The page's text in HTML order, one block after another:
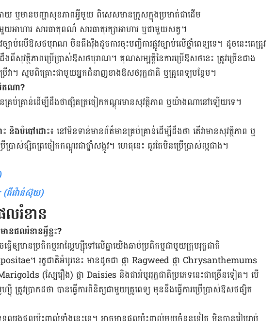
យ ឬ​មាន​បញ្ហា​សុខភាព​អ្វី​មួយ ពិសេស​មានក្រួសក្នុងប្រមាត់ជាដើម
មួយ​អាហារ សារធាតុ​ពណ៌ សារធាតុ​រក្សា​អាហារ ឬ​ជាមួយ​សត្វ។
ច្បាប់​លើ​ឱសថ​បុរាណ ​មិន​តឹងរ៉ឹង​ដូច​ការ​ចុះ​បញ្ជីការ​ផ្លូវ​ច្បាប់​លើ​ថ្នាំ​ពេទ្យ​ទេ។ ដូច​នេះ​គេ​ត្រូវ​
ដឹង​ពី​សុវត្ថិភាពប្រើ​ប្រាស់​ឱសថបុរាណ។ គុណ​សម្បត្តិ​នៃ​ការ​ប្រើ​ឱសថ​នេះ​ ​ត្រូវ​ច្រើន​ជាង​
ា។ សូម​ពិគ្រោះ​ជាមួយ​អ្នក​ជំនាញ​ខាង​ឱសថ​រុក្ខជាតិ ឬ​គ្រូពេទ្យ​បន្ថែម។
ត​ណា?
រប់គ្រាន់​ដើម្បី​ដឹង​ថា​ផ្សិត​ត្រចៀក​កណ្ដុរ​មាន​សុវត្ថិភាព ឬ​យ៉ាង​ណា​នៅ​ឡើយ​ទេ។
ះ និង​បំបៅ​ដោះ៖ នៅ​មិន​ទាន់​មាន​ព័ត៌មាន​គ្រប់គ្រាន់​ដើម្បី​ដឹង​ថា​ តើ​វា​មាន​សុវត្ថិភាព ឬ
រាស់​ផ្សិត​ត្រចៀក​កណ្ដុរ​ជា​ថ្នាំ​សង្កូវ។ ហេតុ​នេះ គួរ​តែ​មិន​ប្រើប្រាស់​ល្អ​ជាង។
ជីរវ៉ាន់ស៊ុយ)
រំខាន
ន​ផល​រំខាន​អ្វី​ខ្លះ?
ើ​ឲ្យ​មាន​ប្រតិកម្ម​អាល្លែហ្ស៊ី​ទៅ​លើ​គ្នា​យើង​ឆាប់​ប្រតិកម្ម​ជាមួយ​​ក្រុម​រុក្ខជាតិ
។ រុក្ខជាតិ​អំបូរ​នេះ មាន​ដូចជា ផ្កា Ragweed ផ្កា Chrysanthemums
(ស្បែ​រឿង) ផ្កា Daisies និង​ជា​អំបូរ​រុក្ខ​ជាតិ​ប្រភេទ​នេះ​ជា​ច្រើន​ទៀត។ បើ​
ហ្ស៊ី ត្រូវ​ប្រាកដ​ថា បាន​ធ្វើ​ការ​ពិនិត្យ​ជាមួយ​គ្រូពេទ្យ មុន​នឹង​ធ្វើ​ការ​ប្រើប្រាស់​ឱសថ​ផ្សិត​